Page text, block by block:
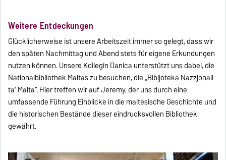
Weitere Entdeckungen
Glücklicherweise ist unsere Arbeitszeit immer so gelegt, dass wir
den späten Nachmittag und Abend stets für eigene Erkundungen
nutzen können. Unsere Kollegin Danica unterstützt uns dabei, die
Nationalbibliothek Maltas zu besuchen, die „Bibljoteka Nazzjonali
ta’ Malta“. Hier treffen wir auf Jeremy, der uns durch eine
umfassende Führung Einblicke in die maltesische Geschichte und
die historischen Bestände dieser eindrucksvollen Bibliothek
gewährt.